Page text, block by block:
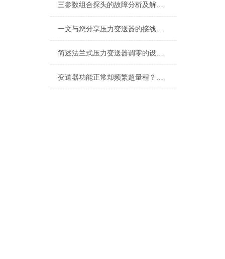
三参数组合探头的故障分析及解决方法
一文与您分享压力变送器的接线方法
简述法兰式压力变送器调零的设置方法
变送器功能正常却频繁超量程？电机现场振动问题深度排查指南